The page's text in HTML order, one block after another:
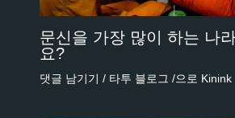
문신을 가장 많이 하는 나
요?
댓글 남기기 / 타투 블로그 /으로 Kinink